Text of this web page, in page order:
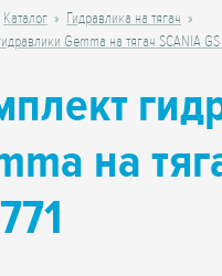
Каталог
Гидравлика на тягач
Gemma на тягач SCANIA GS
на